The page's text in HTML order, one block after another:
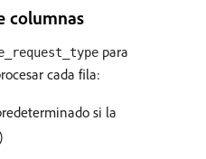
columnas
para
cada fila:
si la